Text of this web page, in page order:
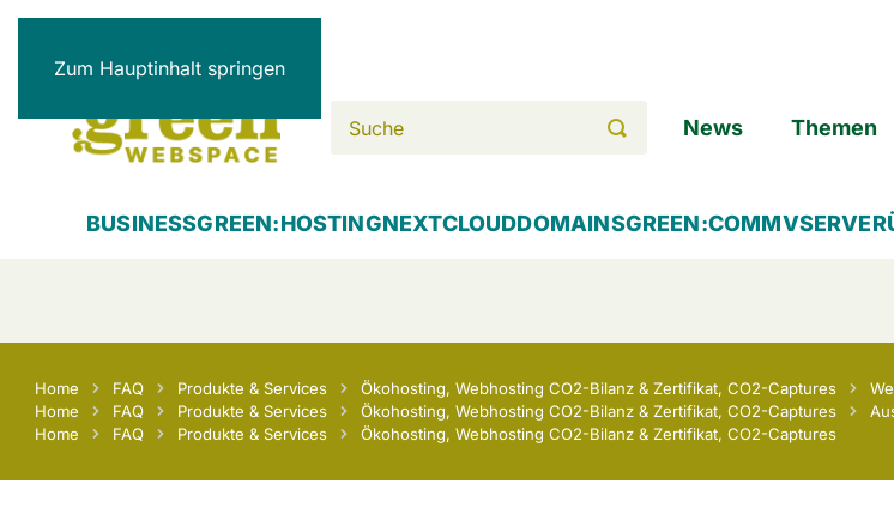
Zum Hauptinhalt springen
News Themen
BUSINESSGREEN:HOSTINGNEXTCLOUDDOMAINSGREEN:COMMVSERVER
Home FAQ Produkte & Services Ökohosting, Webhosting CO2-Bilanz & Zertifikat, CO2-Captures
Home
FAQ Produkte & Services Ökohosting, Webhosting CO2-Bilanz & Zertifikat, CO2-Captures
Home
FAQ Produkte & Services Ökohosting, Webhosting CO2-Bilanz & Zertifikat, CO2-Captures